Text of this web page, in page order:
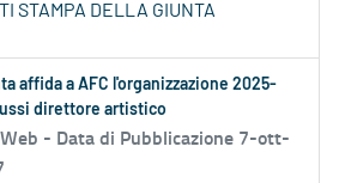
STAMPA DELLA GIUNTA
affida a AFC l'organizzazione 2025-
direttore artistico
- Data di Pubblicazione 7-ott-